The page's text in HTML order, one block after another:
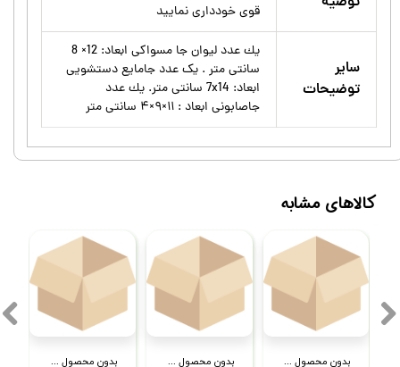
قوی خودداری نمایید
سایر
توضیحات
يك عدد ليوان جا مسواكى ابعاد: 12× 8
سانتى متر . يک عدد جامايع دستشويى
ابعاد: 7x14 سانتى متر. يك عدد
جاصابونى ابعاد : ۱۱×۹×۴ سانتى متر
بدون محصول جهت نمایش بدون محصول جهت نمایش بدون محصول جهت نمایش
کالاهای مشابه